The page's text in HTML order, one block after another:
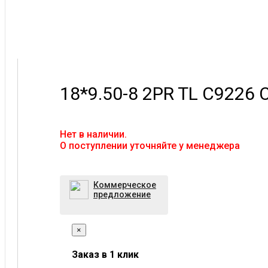
18*9.50-8 2PR TL C9226
Нет в наличии.
O поступлении уточняйте у менеджера
Коммерческое
предложение
×
Заказ в 1 клик